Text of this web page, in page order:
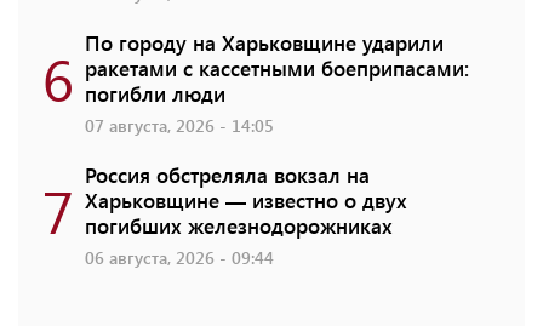
6 По городу на Харьковщине ударили
ракетами с кассетными боеприпасами:
погибли люди
07 августа, 2026 - 14:05
7 Россия обстреляла вокзал на
Харьковщине — известно о двух
погибших железнодорожниках
06 августа, 2026 - 09:44